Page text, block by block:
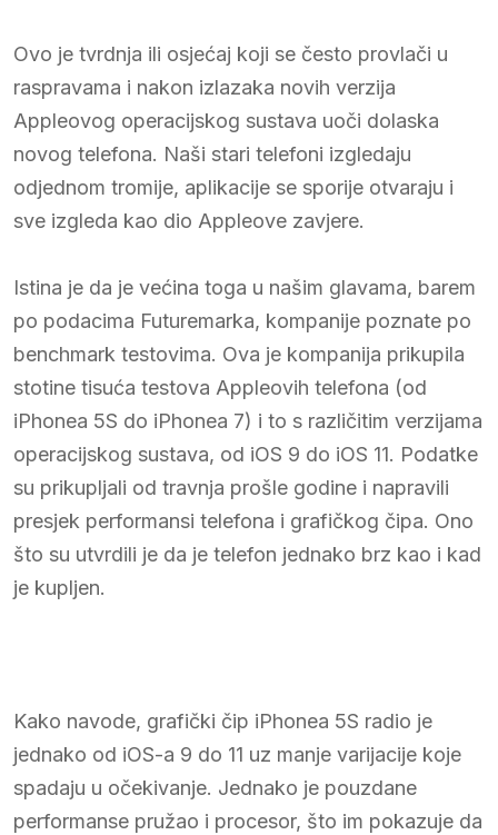
Ovo je tvrdnja ili osjećaj koji se često provlači u
raspravama i nakon izlazaka novih verzija
Appleovog operacijskog sustava uoči dolaska
novog telefona. Naši stari telefoni izgledaju
odjednom tromije, aplikacije se sporije otvaraju i
sve izgleda kao dio Appleove zavjere.
Istina je da je većina toga u našim glavama, barem
po podacima Futuremarka, kompanije poznate po
benchmark testovima. Ova je kompanija prikupila
stotine tisuća testova Appleovih telefona (od
iPhonea 5S do iPhonea 7) i to s različitim verzijama
operacijskog sustava, od iOS 9 do iOS 11. Podatke
su prikupljali od travnja prošle godine i napravili
presjek performansi telefona i grafičkog čipa. Ono
što su utvrdili je da je telefon jednako brz kao i kad
je kupljen.
Kako navode, grafički čip iPhonea 5S radio je
jednako od iOS-a 9 do 11 uz manje varijacije koje
spadaju u očekivanje. Jednako je pouzdane
performanse pružao i procesor, što im pokazuje da